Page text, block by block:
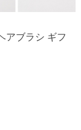
アブラシ ギフ